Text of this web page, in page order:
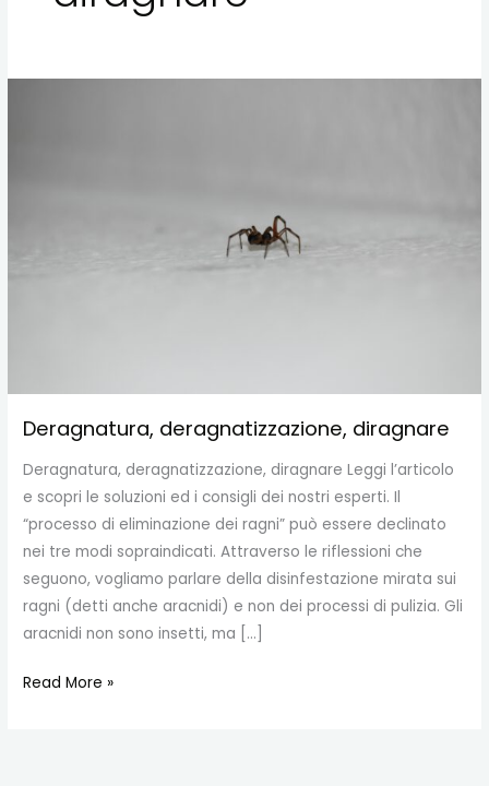
Deragnatura, deragnatizzazione, diragnare
Deragnatura, deragnatizzazione, diragnare Leggi l’articolo
e scopri le soluzioni ed i consigli dei nostri esperti. Il
“processo di eliminazione dei ragni” può essere declinato
nei tre modi sopraindicati. Attraverso le riflessioni che
seguono, vogliamo parlare della disinfestazione mirata sui
ragni (detti anche aracnidi) e non dei processi di pulizia. Gli
aracnidi non sono insetti, ma […]
Read More »